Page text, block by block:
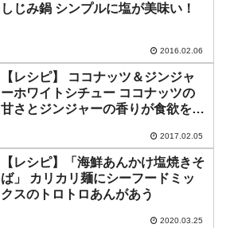
しじみ鍋 シンプルに塩が美味い！
2016.02.06
【レシピ】 ココナッツ＆ジンジャ
ーホワイトシチュー ココナッツの
甘さとジンジャーの香りが食欲をそ
2017.02.05
【レシピ】「海鮮あんかけ塩焼きそ
ば」 カリカリ麺にシーフードミッ
クスのトロトロあんがあう
2020.03.25